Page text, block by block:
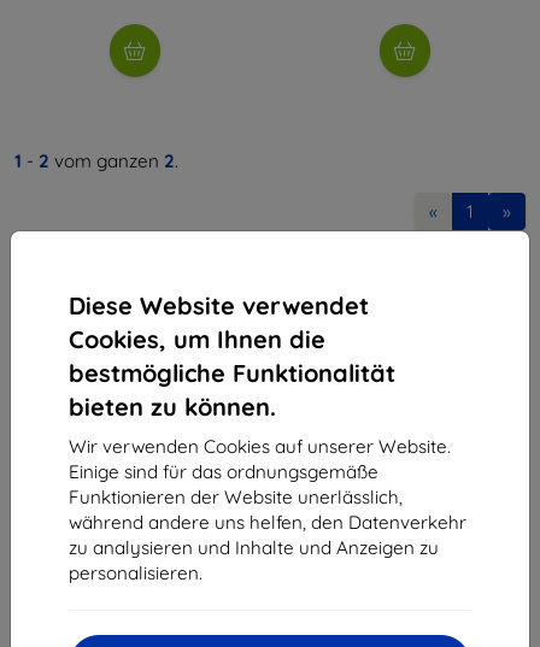
Diese Website verwendet
Cookies, um Ihnen die
bestmögliche Funktionalität
bieten zu können.
Wir verwenden Cookies auf unserer Website.
Einige sind für das ordnungsgemäße
Funktionieren der Website unerlässlich,
während andere uns helfen, den Datenverkehr
zu analysieren und Inhalte und Anzeigen zu
personalisieren.
1 - 2 vom ganzen 2.
« 1 »
Shield-Sk s.r.o.
Ulica Rudolfa Mocka 3750/2A
841 04 Bratislava
Unternehmens-ID:46701494
USt-IdNr.:SK2023549671